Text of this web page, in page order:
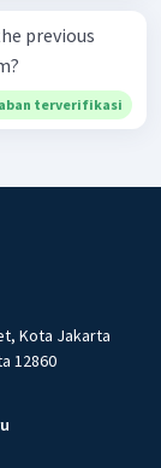
previous
terverifikasi
Kota Jakarta
12860